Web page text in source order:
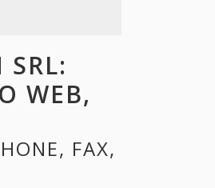
WEB,
FAX,